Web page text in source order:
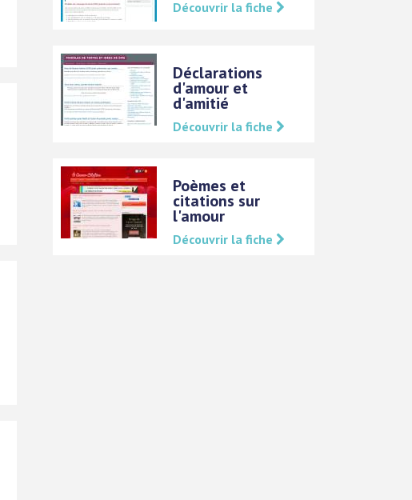
Découvrir la fiche
Déclarations
d'amour et
d'amitié
Découvrir la fiche
Poèmes et
citations sur
l'amour
Découvrir la fiche